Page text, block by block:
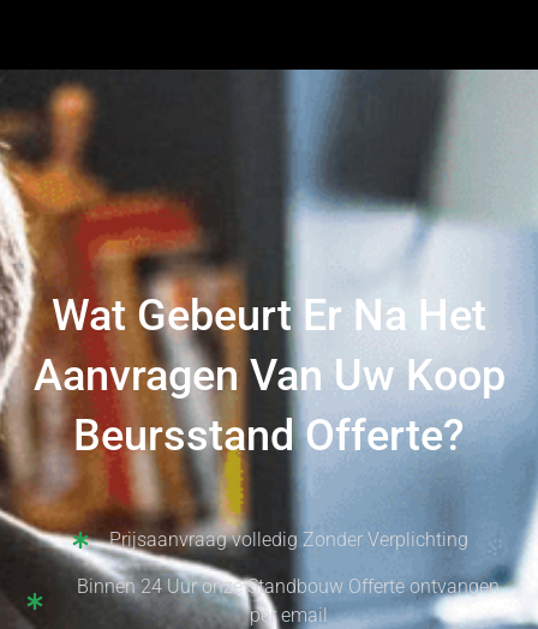
Wat Gebeurt Er Na Het
Aanvragen Van Uw Koop
Beursstand Offerte?
Prijsaanvraag volledig Zonder Verplichting
Binnen 24 Uur onze Standbouw Offerte ontvangen
per email